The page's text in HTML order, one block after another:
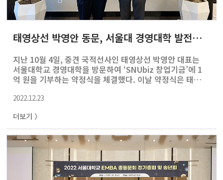
태영상선 박영안 동문, 서울대 경영대학 발전기금 출연
지난 10월 4일, 중견 국적선사인 태영상선 박영안 대표는
서울대학교 경영대학을 방문하여 ‘SNUbiz 창업기금’에 1
억 원을 기부하는 약정식을 체결했다. 이날 약정식은 태영
박영안 대표는 서울대 경영대학에 기부금을 전달하며 "앞
정을 품고, 전문성과 경쟁력을 강화하길 바란다"라고 말했
다. 김상훈 학장은 " 최근 국내외 경기 침체 우려로 매우 어
려운 시점에 큰 금액을 흔쾌히 기부한 태영상선 박영안 회
장님의 훌륭한 뜻에 따라 우리 학생들이 창업한 우수한 기
업을 적극 발굴하고 후원하겠다"고 전했다. SNUbiz 창업
기금은 100억원 모금을 목표로 캠페인을 이어나가고 있으
2022.12.23
더보기 〉